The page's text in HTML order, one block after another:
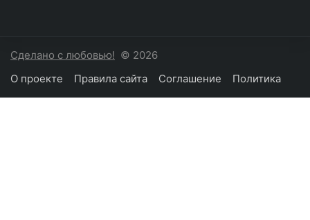
Сделано с любовью! © 2026
О проекте
Правила сайта Соглашение Политика